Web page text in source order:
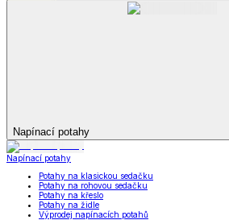
Napínací potahy
Napínací potahy
Potahy na klasickou sedačku
Potahy na rohovou sedačku
Potahy na křeslo
Potahy na židle
Výprodej napínacích potahů